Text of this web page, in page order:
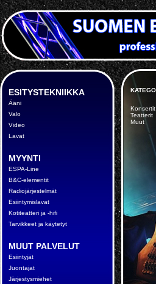
ESITYSTEKNIIKKA
Ääni
Valo
Video
Lavat
MYYNTI
ESPA-Line
B&C-elementit
Radiojärjestelmät
Esiintymislavat
Kotiteatteri ja -hifi
Tarvikkeet ja käytetyt
MUUT PALVELUT
Esiintyjät
Juontajat
Järjestysmiehet
Konsertit
Teatterit
Muut